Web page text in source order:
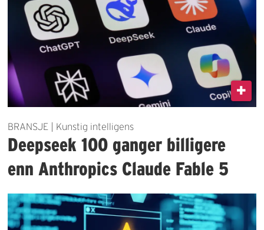
BRANSJE | Kunstig intelligens
Deepseek 100 ganger billigere
enn Anthropics Claude Fable 5